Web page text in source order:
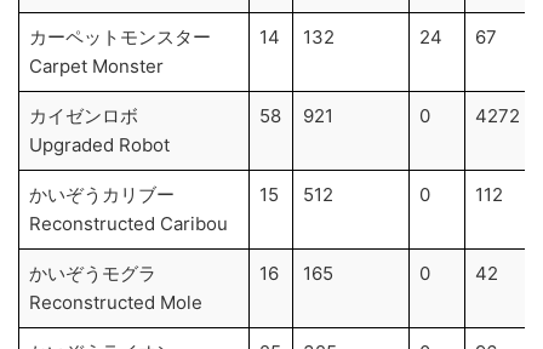
カーペットモンスター
Carpet Monster
14 132 24 67
カイゼンロボ
Upgraded Robot
58 921 0 4272
かいぞうカリブー
Reconstructed Caribou
15 512 0 112
かいぞうモグラ
Reconstructed Mole
16 165 0 42